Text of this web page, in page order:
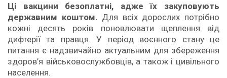
Ці вакцини безоплатні, адже їх закуповують
державним коштом. Для всіх дорослих потрібно
кожні десять років поновлювати щеплення від
дифтерії та правця. У період воєнного стану це
питання є надзвичайно актуальним для збереження
здоров’я військовослужбовців, а також і цивільного
населення.